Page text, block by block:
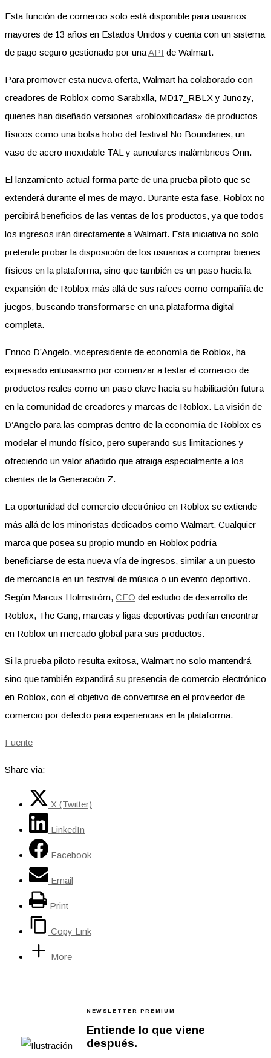
Esta función de comercio solo está disponible para usuarios
mayores de 13 años en Estados Unidos y cuenta con un sistema
de pago seguro gestionado por unaAPI de Walmart.
Para promover esta nueva oferta, Walmart ha colaborado con
creadores de Roblox como Sarabxlla, MD17_RBLX y Junozy,
quienes han diseñado versiones «robloxificadas» de productos
físicos como una bolsa hobo del festival No Boundaries, un
vaso de acero inoxidable TAL y auriculares inalámbricos Onn.
El lanzamiento actual forma parte de una prueba piloto que se
extenderá durante el mes de mayo. Durante esta fase, Roblox no
percibirá beneficios de las ventas de los productos, ya que todos
los ingresos irán directamente a Walmart. Esta iniciativa no solo
pretende probar la disposición de los usuarios a comprar bienes
físicos en la plataforma, sino que también es un paso hacia la
expansión de Roblox más allá de sus raíces como compañía de
juegos, buscando transformarse en una plataforma digital
completa.
Enrico D’Angelo, vicepresidente de economía de Roblox, ha
expresado entusiasmo por comenzar a testar el comercio de
productos reales como un paso clave hacia su habilitación futura
en la comunidad de creadores y marcas de Roblox. La visión de
D’Angelo para las compras dentro de la economía de Roblox es
modelar el mundo físico, pero superando sus limitaciones y
ofreciendo un valor añadido que atraiga especialmente a los
clientes de la Generación Z.
La oportunidad del comercio electrónico en Roblox se extiende
más allá de los minoristas dedicados como Walmart. Cualquier
marca que posea su propio mundo en Roblox podría
beneficiarse de esta nueva vía de ingresos, similar a un puesto
de mercancía en un festival de música o un evento deportivo.
Según Marcus Holmström, CEO del estudio de desarrollo de
Roblox, The Gang, marcas y ligas deportivas podrían encontrar
en Roblox un mercado global para sus productos.
Si la prueba piloto resulta exitosa, Walmart no solo mantendrá
sino que también expandirá su presencia de comercio electrónico
en Roblox, con el objetivo de convertirse en el proveedor de
comercio por defecto para experiencias en la plataforma.
Fuente
Share via:
X (Twitter)
LinkedIn
Facebook
Email
Print
Copy Link
More
NEWSLETTER PREMIUM
Entiende lo que viene
después.